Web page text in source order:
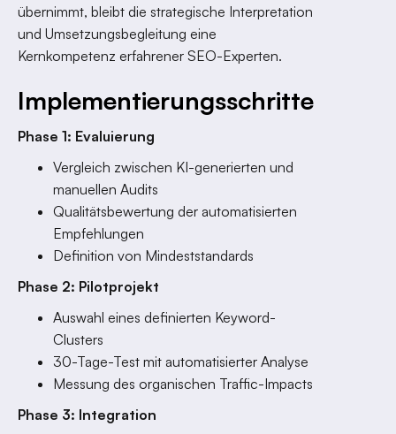
übernimmt, bleibt die strategische Interpretation
und Umsetzungsbegleitung eine
Kernkompetenz erfahrener SEO-Experten.
Implementierungsschritte
Phase 1: Evaluierung
Vergleich zwischen KI-generierten und
manuellen Audits
Qualitätsbewertung der automatisierten
Empfehlungen
Definition von Mindeststandards
Phase 2: Pilotprojekt
Auswahl eines definierten Keyword-
Clusters
30-Tage-Test mit automatisierter Analyse
Messung des organischen Traffic-Impacts
Phase 3: Integration